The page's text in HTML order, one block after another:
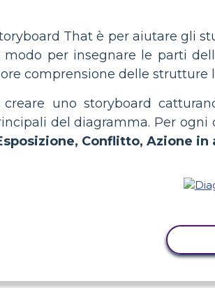
That è per aiutare gli
per insegnare le parti
comprensione delle strutture
uno storyboard
del diagramma. Per
Conflitto, Azione